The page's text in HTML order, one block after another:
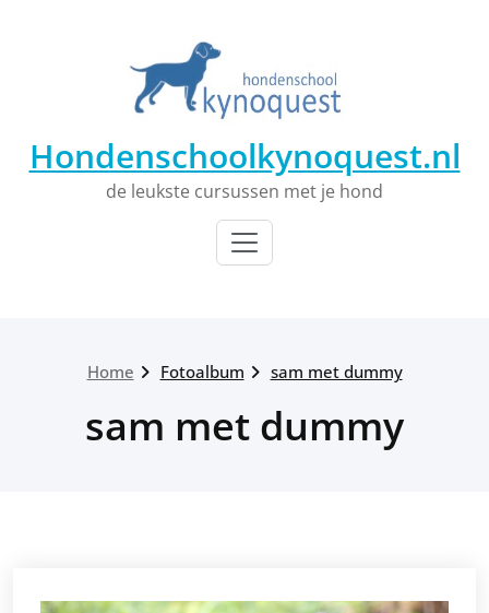
Hondenschoolkynoquest.nl
de leukste cursussen met je hond
Home Fotoalbum sam met dummy
sam met dummy